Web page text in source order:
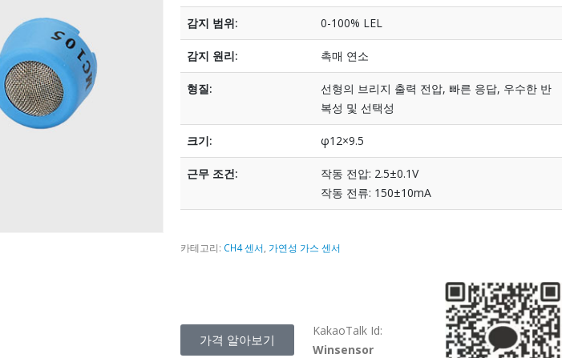
감지 범위: 0-100% LEL
감지 원리: 촉매 연소
형질:
선형의 브리지 출력 전압, 빠른 응답, 우수한 반
복성 및 선택성
크기: φ12×9.5
근무 조건:
작동 전압: 2.5±0.1V
작동 전류: 150±10mA
카테고리: CH4 센서, 가연성 가스 센서
가격 알아보기
KakaoTalk Id:
Winsensor